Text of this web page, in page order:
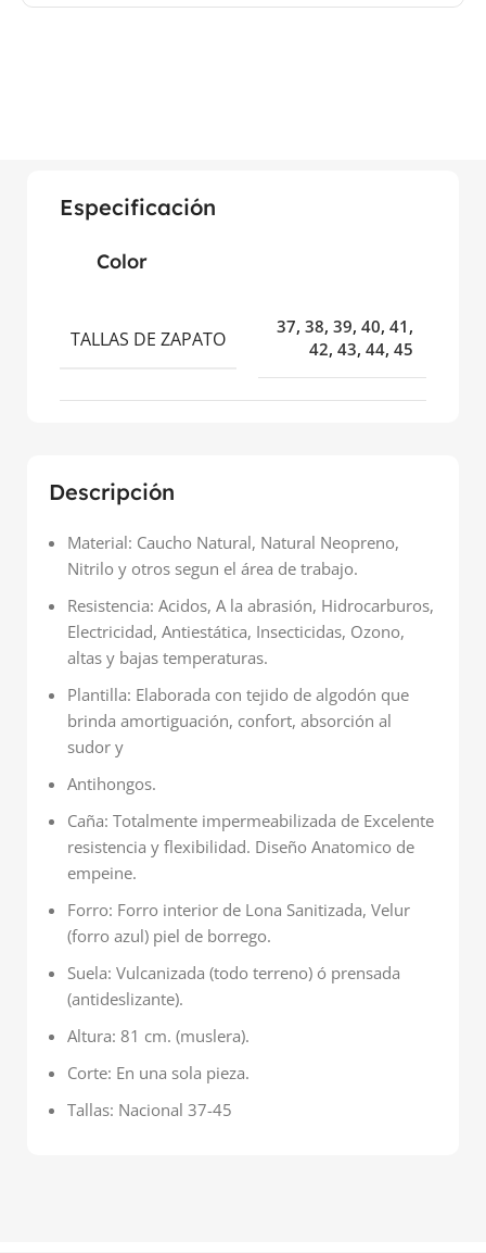
Descripción
Material: Caucho Natural, Natural Neopreno,
Nitrilo y otros segun el área de trabajo.
Resistencia: Acidos, A la abrasión, Hidrocarburos,
Electricidad, Antiestática, Insecticidas, Ozono,
altas y bajas temperaturas.
Plantilla: Elaborada con tejido de algodón que
brinda amortiguación, confort, absorción al
sudor y
Antihongos.
Caña: Totalmente impermeabilizada de Excelente
resistencia y flexibilidad. Diseño Anatomico de
empeine.
Forro: Forro interior de Lona Sanitizada, Velur
(forro azul) piel de borrego.
Suela: Vulcanizada (todo terreno) ó prensada
(antideslizante).
Altura: 81 cm. (muslera).
Corte: En una sola pieza.
Tallas: Nacional 37-45
Especificación
Color
TALLAS DE ZAPATO
37, 38, 39, 40, 41 ,
42, 43, 44, 45